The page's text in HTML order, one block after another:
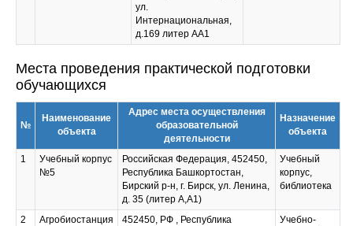
ул.
Интернациональная,
д.169 литер АА1
Места проведения практической подготовки
обучающихся
№
Наименование
объекта
Адрес места осуществления
образовательной
деятельности
Назначение
объекта
1
Учебный корпус
№5
Российская Федерация, 452450,
Республика Башкортостан,
Бирский р-н, г. Бирск, ул. Ленина,
д. 35 (литер А,А1)
Учебный
корпус,
библиотека
2 Агробиостанция
452450, РФ , Республика
Учебно-